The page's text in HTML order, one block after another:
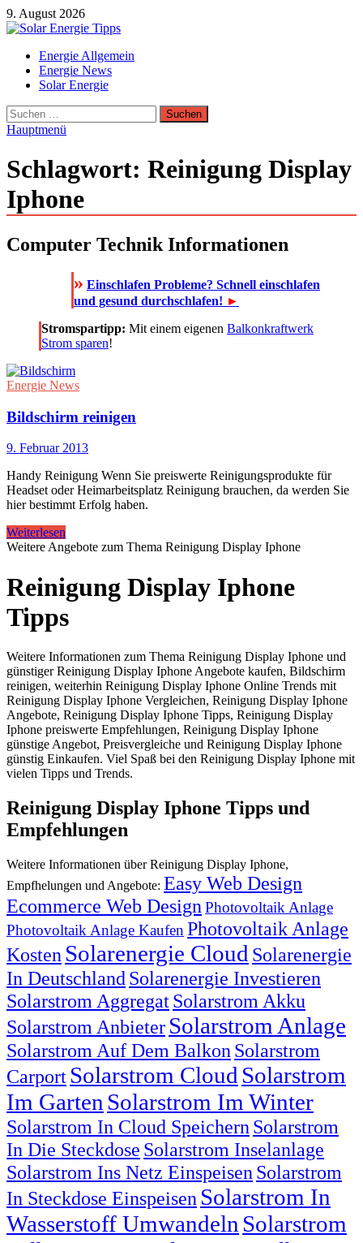
Zum
Inhalt
9. August 2026
Solar Energie Tipps
Solar Energie und Photovoltaik Informationen und Tipps
Energie Allgemein
Energie News
Solar Energie
Suchen
nach:
Hauptmenü
Schlagwort: Reinigung Display
Iphone
Computer Technik Informationen
» Einschlafen Probleme? Schnell einschlafen
und gesund durchschlafen! ►
Stromspartipp: Mit einem eigenen Balkonkraftwerk
Strom sparen!
Energie News
Bildschirm reinigen
9. Februar 2013
Handy Reinigung Wenn Sie preiswerte Reinigungsprodukte für
Headset oder Heimarbeitsplatz Reinigung brauchen, da werden Sie
hier bestimmt Erfolg haben.
Weiterlesen
Weitere Angebote zum Thema Reinigung Display Iphone
Reinigung Display Iphone
Tipps
Weitere Informationen zum Thema Reinigung Display Iphone und
günstiger Reinigung Display Iphone Angebote kaufen, Bildschirm
reinigen, weiterhin Reinigung Display Iphone Online Trends mit
Reinigung Display Iphone Vergleichen, Reinigung Display Iphone
Angebote, Reinigung Display Iphone Tipps, Reinigung Display
Iphone preiswerte Empfehlungen, Reinigung Display Iphone
günstige Angebot, Preisvergleiche und Reinigung Display Iphone
günstig Einkaufen. Viel Spaß bei den Reinigung Display Iphone mit
vielen Tipps und Trends.
Reinigung Display Iphone Tipps und
Empfehlungen
Weitere Informationen über Reinigung Display Iphone,
Empfhelungen und Angebote: Easy Web Design
Ecommerce Web Design Photovoltaik Anlage
Photovoltaik Anlage Kaufen Photovoltaik Anlage
Kosten Solarenergie Cloud Solarenergie
In Deutschland Solarenergie Investieren
Solarstrom AggregatSolarstrom Akku
Solarstrom Anbieter Solarstrom Anlage
Solarstrom Auf Dem Balkon Solarstrom
Carport Solarstrom Cloud Solarstrom
Im Garten Solarstrom Im Winter
Solarstrom In Cloud Speichern Solarstrom
In Die Steckdose Solarstrom Inselanlage
Solarstrom Ins Netz Einspeisen Solarstrom
In Steckdose Einspeisen Solarstrom In
Wasserstoff Umwandeln Solarstrom